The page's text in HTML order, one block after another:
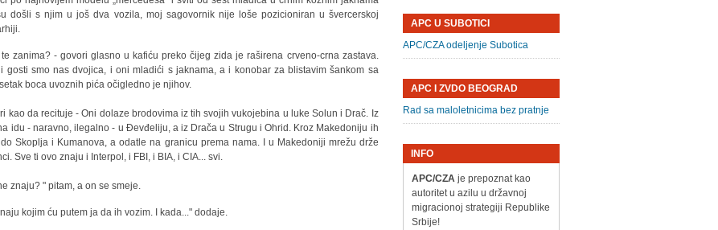
došli s njim u još dva vozila, moj sagovornik nije loše pozicioniran u švercerskoj
zanima? - govori glasno u kafiću preko čijeg zida je raširena crveno-crna zastava.
gosti smo nas dvojica, i oni mladići s jaknama, a i konobar za blistavim šankom sa
boca uvoznih pića očigledno je njihov.
kao da recituje - Oni dolaze brodovima iz tih svojih vukojebina u luke Solun i Drač. Iz
idu - naravno, ilegalno - u Đevđeliju, a iz Drača u Strugu i Ohrid. Kroz Makedoniju ih
Skoplja i Kumanova, a odatle na granicu prema nama. I u Makedoniji mrežu drže
Sve ti ovo znaju i Interpol, i FBI, i BIA, i CIA... svi.
znaju? " pitam, a on se smeje.
kojim ću putem ja da ih vozim. I kada..." dodaje.
APC U SUBOTICI
APC/CZA odeljenje Subotica
APC I ZVDO BEOGRAD
Rad sa maloletnicima bez pratnje
INFO
APC/CZAje prepoznat kao
autoritet u azilu u državnoj
migracionoj strategiji Republike
Srbije!